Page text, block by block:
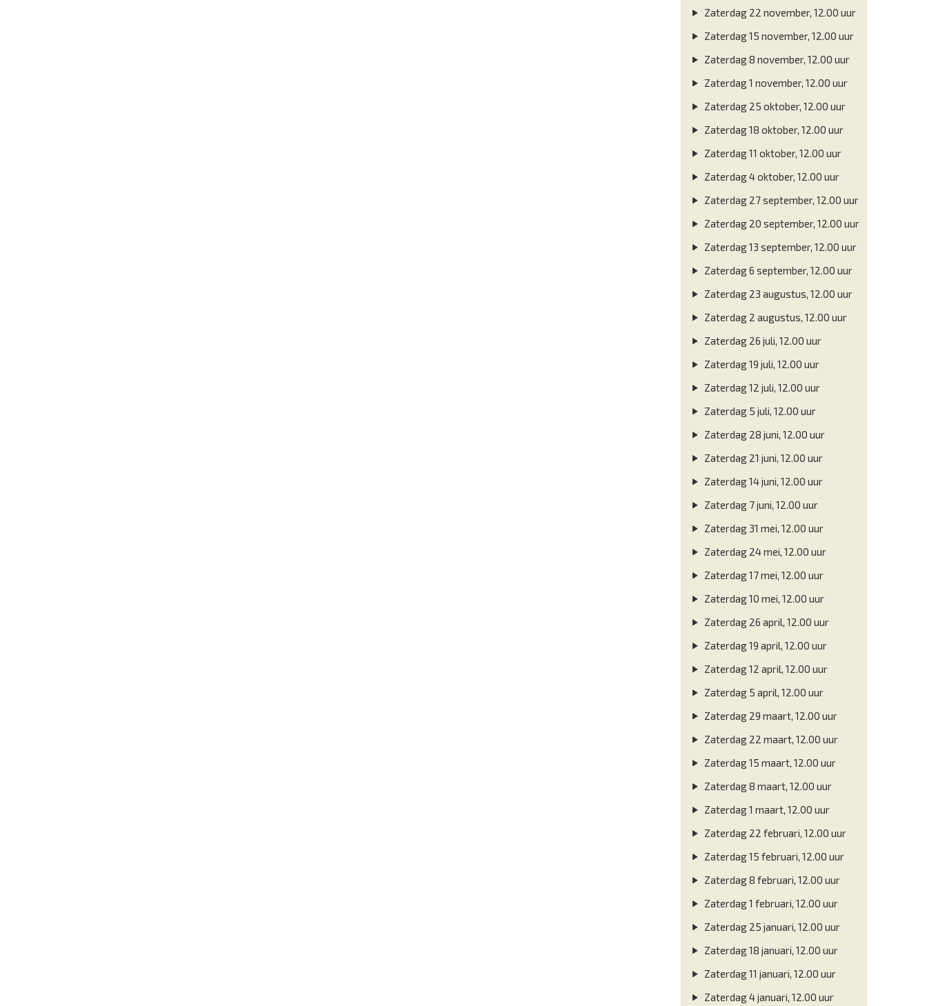
Zaterdag 22 november, 12.00 uur
Zaterdag 15 november, 12.00 uur
Zaterdag 8 november, 12.00 uur
Zaterdag 1 november, 12.00 uur
Zaterdag 25 oktober, 12.00 uur
Zaterdag 18 oktober, 12.00 uur
Zaterdag 11 oktober, 12.00 uur
Zaterdag 4 oktober, 12.00 uur
Zaterdag 27 september, 12.00 uur
Zaterdag 20 september, 12.00 uur
Zaterdag 13 september, 12.00 uur
Zaterdag 6 september, 12.00 uur
Zaterdag 23 augustus, 12.00 uur
Zaterdag 2 augustus, 12.00 uur
Zaterdag 26 juli, 12.00 uur
Zaterdag 19 juli, 12.00 uur
Zaterdag 12 juli, 12.00 uur
Zaterdag 5 juli, 12.00 uur
Zaterdag 28 juni, 12.00 uur
Zaterdag 21 juni, 12.00 uur
Zaterdag 14 juni, 12.00 uur
Zaterdag 7 juni, 12.00 uur
Zaterdag 31 mei, 12.00 uur
Zaterdag 24 mei, 12.00 uur
Zaterdag 17 mei, 12.00 uur
Zaterdag 10 mei, 12.00 uur
Zaterdag 26 april, 12.00 uur
Zaterdag 19 april, 12.00 uur
Zaterdag 12 april, 12.00 uur
Zaterdag 5 april, 12.00 uur
Zaterdag 29 maart, 12.00 uur
Zaterdag 22 maart, 12.00 uur
Zaterdag 15 maart, 12.00 uur
Zaterdag 8 maart, 12.00 uur
Zaterdag 1 maart, 12.00 uur
Zaterdag 22 februari, 12.00 uur
Zaterdag 15 februari, 12.00 uur
Zaterdag 8 februari, 12.00 uur
Zaterdag 1 februari, 12.00 uur
Zaterdag 25 januari, 12.00 uur
Zaterdag 18 januari, 12.00 uur
Zaterdag 11 januari, 12.00 uur
Zaterdag 4 januari, 12.00 uur